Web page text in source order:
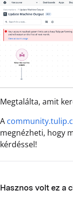
Megtalálta, amit
A
megnézheti, hogy
kérdéssel!
Hasznos volt ez a